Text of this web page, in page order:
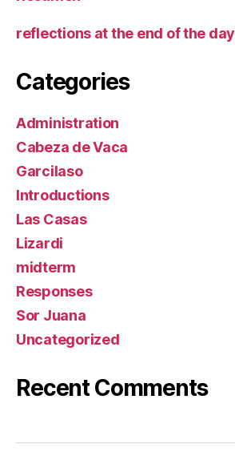
reflections at the end of the day
Categories
Administration
Cabeza de Vaca
Garcilaso
Introductions
Las Casas
Lizardi
midterm
Responses
Sor Juana
Uncategorized
Recent Comments